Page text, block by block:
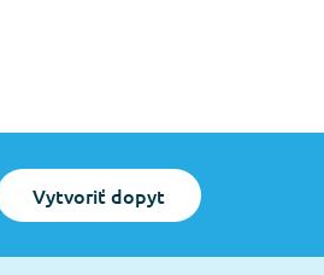
Vytvoriť dopyt